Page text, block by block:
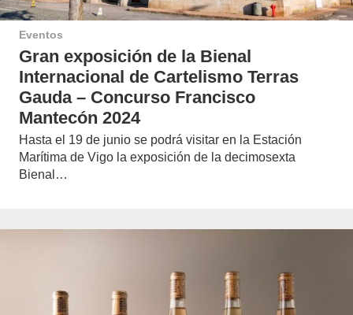
Eventos
Gran exposición de la Bienal
Internacional de Cartelismo Terras
Gauda – Concurso Francisco
Mantecón 2024
Hasta el 19 de junio se podrá visitar en la Estación
Marítima de Vigo la exposición de la decimosexta
Bienal…